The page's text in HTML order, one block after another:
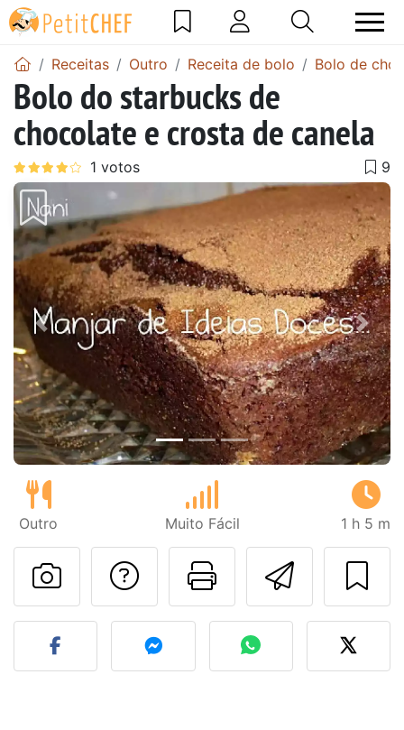
Receitas Outro Receita de bolo Bolo de
Bolo do starbucks de
chocolate e crosta de canela
Anterior Next
Outro Muito Fácil 1 h 5 m
Imprima
Falar com o autor
Fez esta receita?